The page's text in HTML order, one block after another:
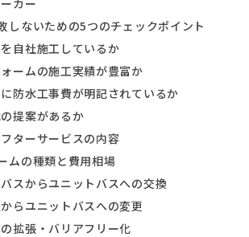
しないための5つのチェックポイント
自社施工しているか
ームの施工実績が豊富か
防水工事費が明記されているか
提案があるか
ターサービスの内容
ムの種類と費用相場
スからユニットバスへの交換
らユニットバスへの変更
拡張・バリアフリー化